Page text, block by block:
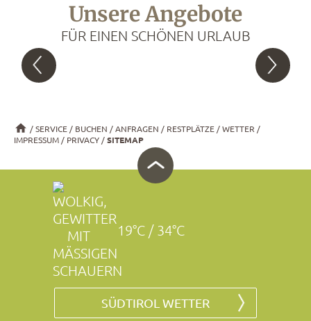
Unsere Angebote
FÜR EINEN SCHÖNEN URLAUB
SERVICE BUCHEN ANFRAGEN RESTPLÄTZE
WETTER
IMPRESSUM
PRIVACY SITEMAP
19°C / 34°C
SÜDTIROL WETTER